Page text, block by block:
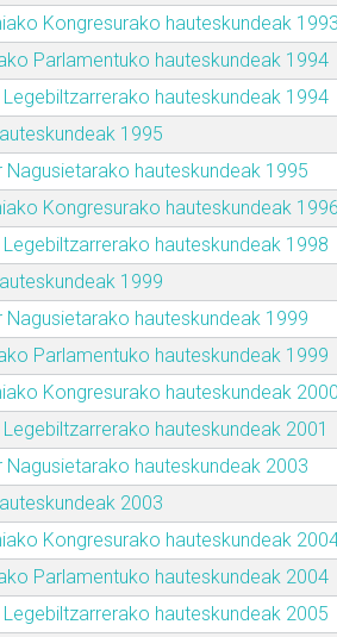
Kongresurako hauteskundeak 1993
Parlamentuko hauteskundeak 1994
Legebiltzarrerako hauteskundeak 1994
1995
Nagusietarako hauteskundeak 1995
Kongresurako hauteskundeak 1996
Legebiltzarrerako hauteskundeak 1998
1999
Nagusietarako hauteskundeak 1999
Parlamentuko hauteskundeak 1999
Kongresurako hauteskundeak 2000
Legebiltzarrerako hauteskundeak 2001
Nagusietarako hauteskundeak 2003
2003
Kongresurako hauteskundeak
Parlamentuko hauteskundeak 2004
Legebiltzarrerako hauteskundeak 2005